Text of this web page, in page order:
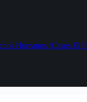
Humanos (Casos El